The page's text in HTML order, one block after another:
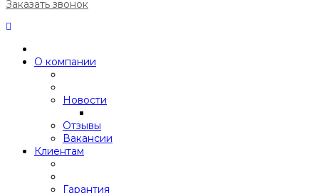
Заказать звонок
О компании
Новости
Отзывы
Вакансии
Клиентам
Гарантия